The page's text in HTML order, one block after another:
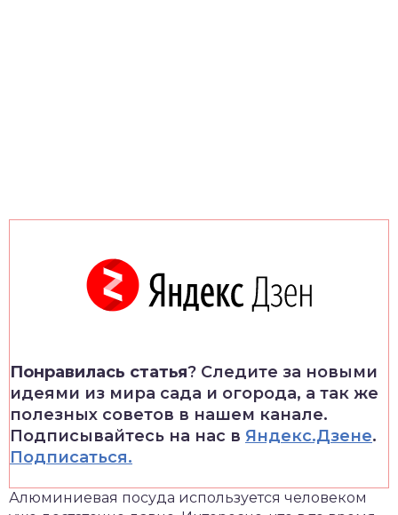
Понравилась статья? Следите за новыми
идеями из мира сада и огорода, а так же
полезных советов в нашем канале.
Подписывайтесь на нас в Яндекс.Дзене.
Подписаться.
Алюминиевая посуда используется человеком